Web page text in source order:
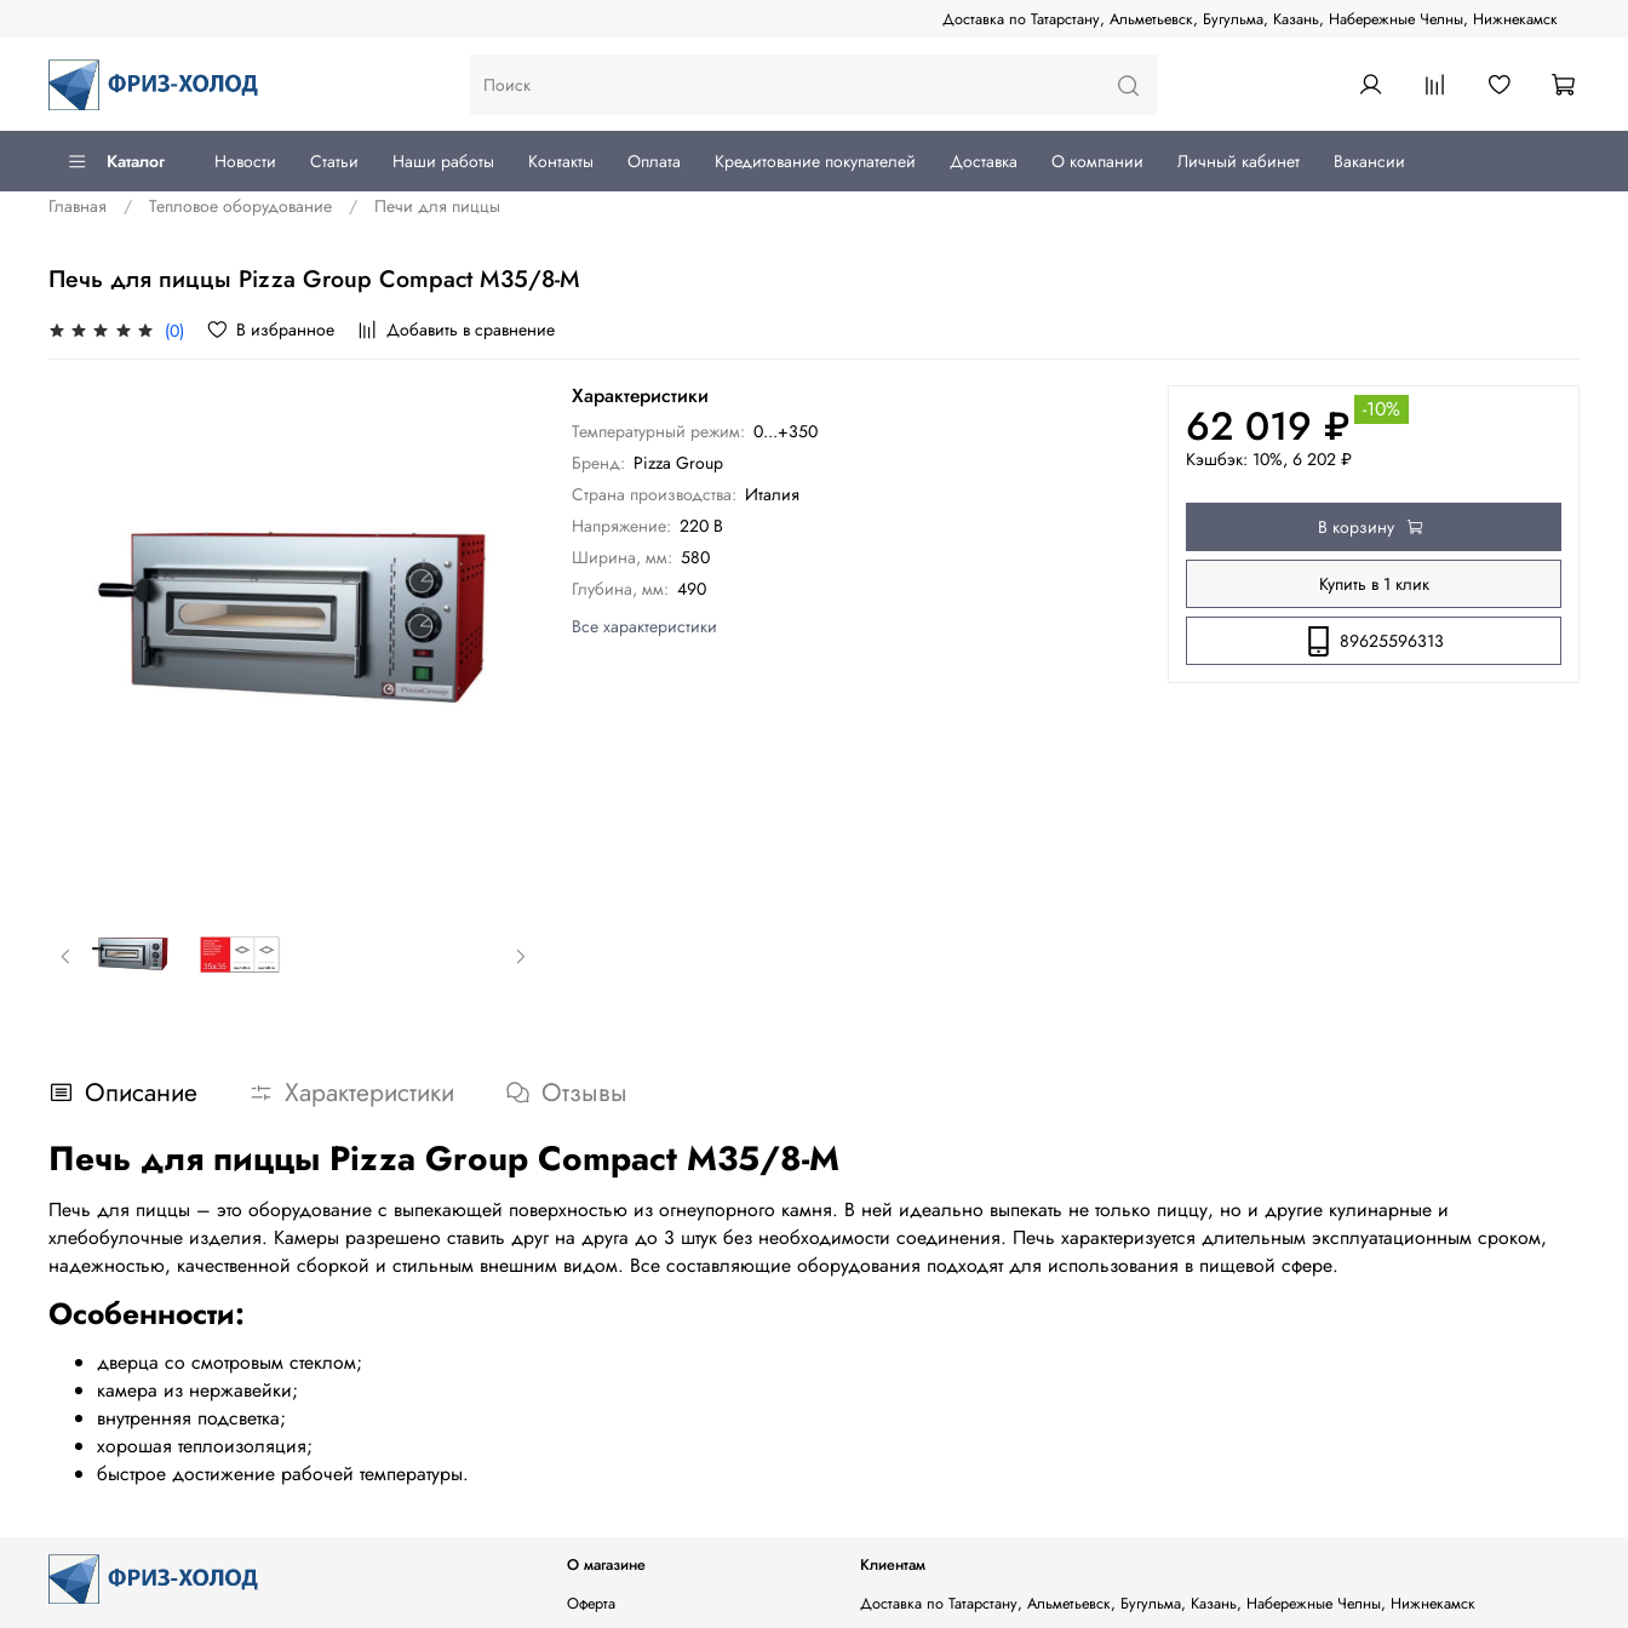
Доставка по Татарстану, Альметьевск, Бугульма, Казань, Набережные Челны, Нижнекамск
Каталог Новости Статьи Наши работы Контакты Оплата Кредитование покупателей Доставка О компании Личный кабинет
Вакансии
Главная
Тепловое оборудование Печи для пиццы
Печь для пиццы Pizza Group Compact M35/8-M
(0) В избранное Добавить в сравнение
Характеристики
Температурный режим: 0...+350
Бренд: Pizza Group
Страна производства: Италия
Напряжение: 220 В
Ширина, мм: 580
Глубина, мм: 490
Все характеристики
Кэшбэк: 10%, 6 202 ₽
62 019 ₽ -10%
В корзину
Купить в 1 клик
89625596313
Описание Характеристики Отзывы
Печь для пиццы Pizza Group Compact M35/8-M
Печь для пиццы – это оборудование с выпекающей поверхностью из огнеупорного камня. В ней идеально выпекать не только пиццу, но и другие кулинарные и
хлебобулочные изделия. Камеры разрешено ставить друг на друга до 3 штук без необходимости соединения. Печь характеризуется длительным эксплуатационным сроком,
надежностью, качественной сборкой и стильным внешним видом. Все составляющие оборудования подходят для использования в пищевой сфере.
Особенности:
дверца со смотровым стеклом;
камера из нержавейки;
внутренняя подсветка;
хорошая теплоизоляция;
быстрое достижение рабочей температуры.
О магазине
Оферта
Клиентам
Доставка по Татарстану, Альметьевск, Бугульма, Казань, Набережные Челны, Нижнекамск